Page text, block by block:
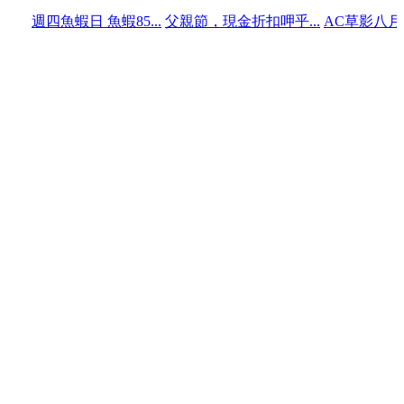
蝦日 魚蝦85... 父親節，現金折扣呷乎... AC草影八月份行事曆